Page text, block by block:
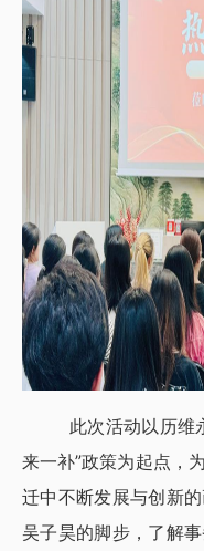
此次活动以历维
来一补”政策为起点，
迁中不断发展与创新
吴子昊的脚步，了解